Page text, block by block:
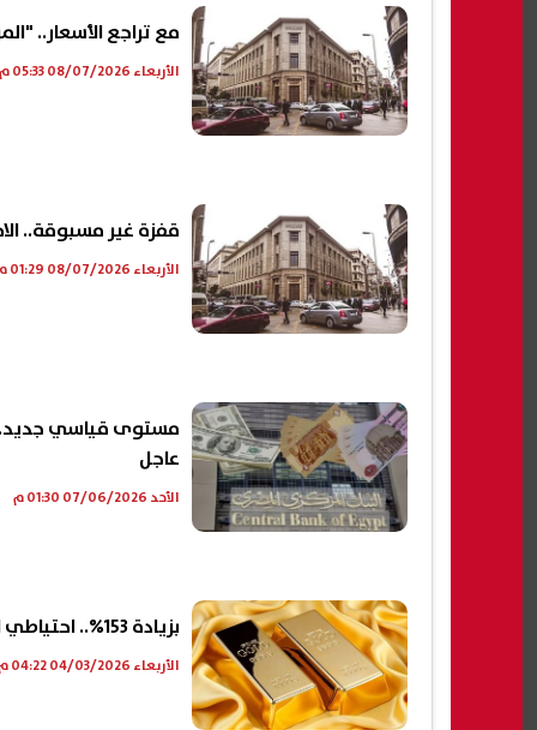
مع تراجع الأسعار.. "المركزي" يفقد 2 مليار دولار من
الأربعاء 08/07/2026 05:33 م
قفزة غير مسبوقة.. الاحتياطى
الأربعاء 08/07/2026 01:29 م
عاجل
الأحد 07/06/2026 01:30 م
بزيادة 153%.. احتياطي الذهب لدي البنك المركزي يسجل رقمًا قياسيًا
الأربعاء 04/03/2026 04:22 م